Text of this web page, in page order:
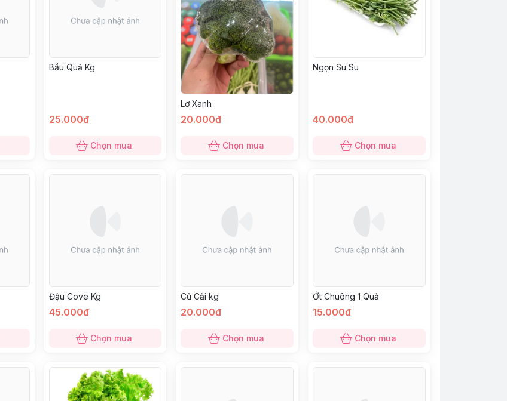
Bầu Quả Kg
25.000đ
Chọn mua
Lơ Xanh
20.000đ
Chọn mua
Ngọn Su Su
40.000đ
Chọn mua
Đậu Cove Kg
45.000đ
Chọn mua
Củ Cải kg
20.000đ
Chọn mua
Ớt Chuông 1 Quả
15.000đ
Chọn mua